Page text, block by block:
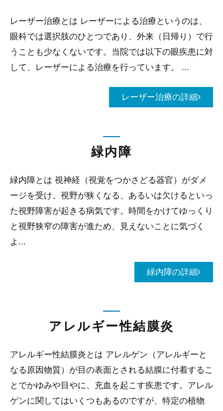
レーザー治療とは レーザーによる治療というのは、
眼科では選択肢のひとつであり、外来（日帰り）で行
うことも少なくないです。当院では以下の眼疾患に対
して、レーザーによる治療を行っています。 ...
レーザー治療の詳細
緑内障
緑内障とは 視神経（視覚をつかさどる器官）がダメ
ージを受け、視野が狭くなる、あるいは欠けるといっ
た視野障害が起きる病気です。時間をかけてゆっくり
と視野狭窄の障害が進ため、見えないことに気づく
よ...
緑内障の詳細
アレルギー性結膜炎
アレルギー性結膜炎とは アレルゲン（アレルギーと
なる原因物質）が目の表面とされる結膜に付着するこ
とでかゆみや目やに、充血を起こす疾患です。アレル
ゲンに関してはいくつもあるのですが、特定の植物